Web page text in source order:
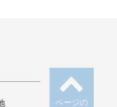
ページの